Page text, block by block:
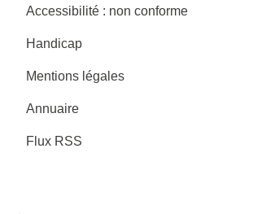
Accessibilité : non conforme
Handicap
Mentions légales
Annuaire
Flux RSS